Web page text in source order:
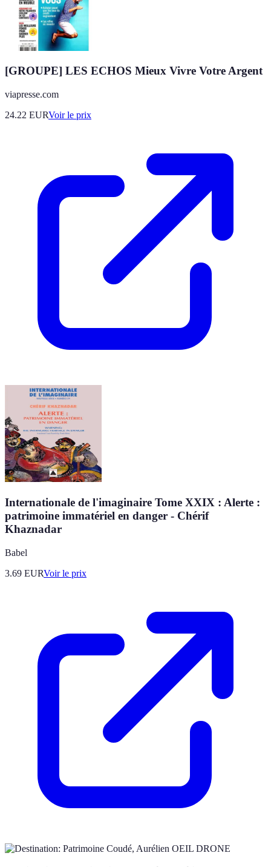
[GROUPE] LES ECHOS Mieux Vivre Votre Argent
viapresse.com
24.22 EURVoir le prix
Internationale de l'imaginaire Tome XXIX : Alerte :
patrimoine immatériel en danger - Chérif
Khaznadar
Babel
3.69 EURVoir le prix